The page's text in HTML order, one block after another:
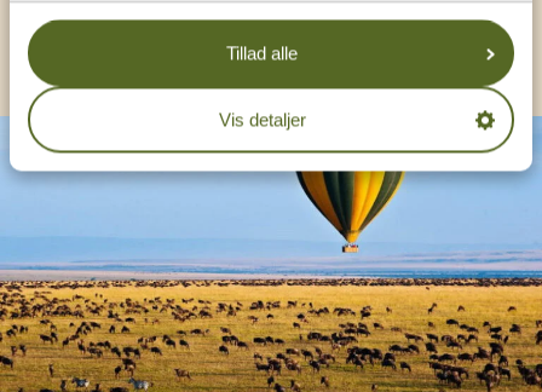
Tillad alle
Vis detaljer
KONTAKT OS